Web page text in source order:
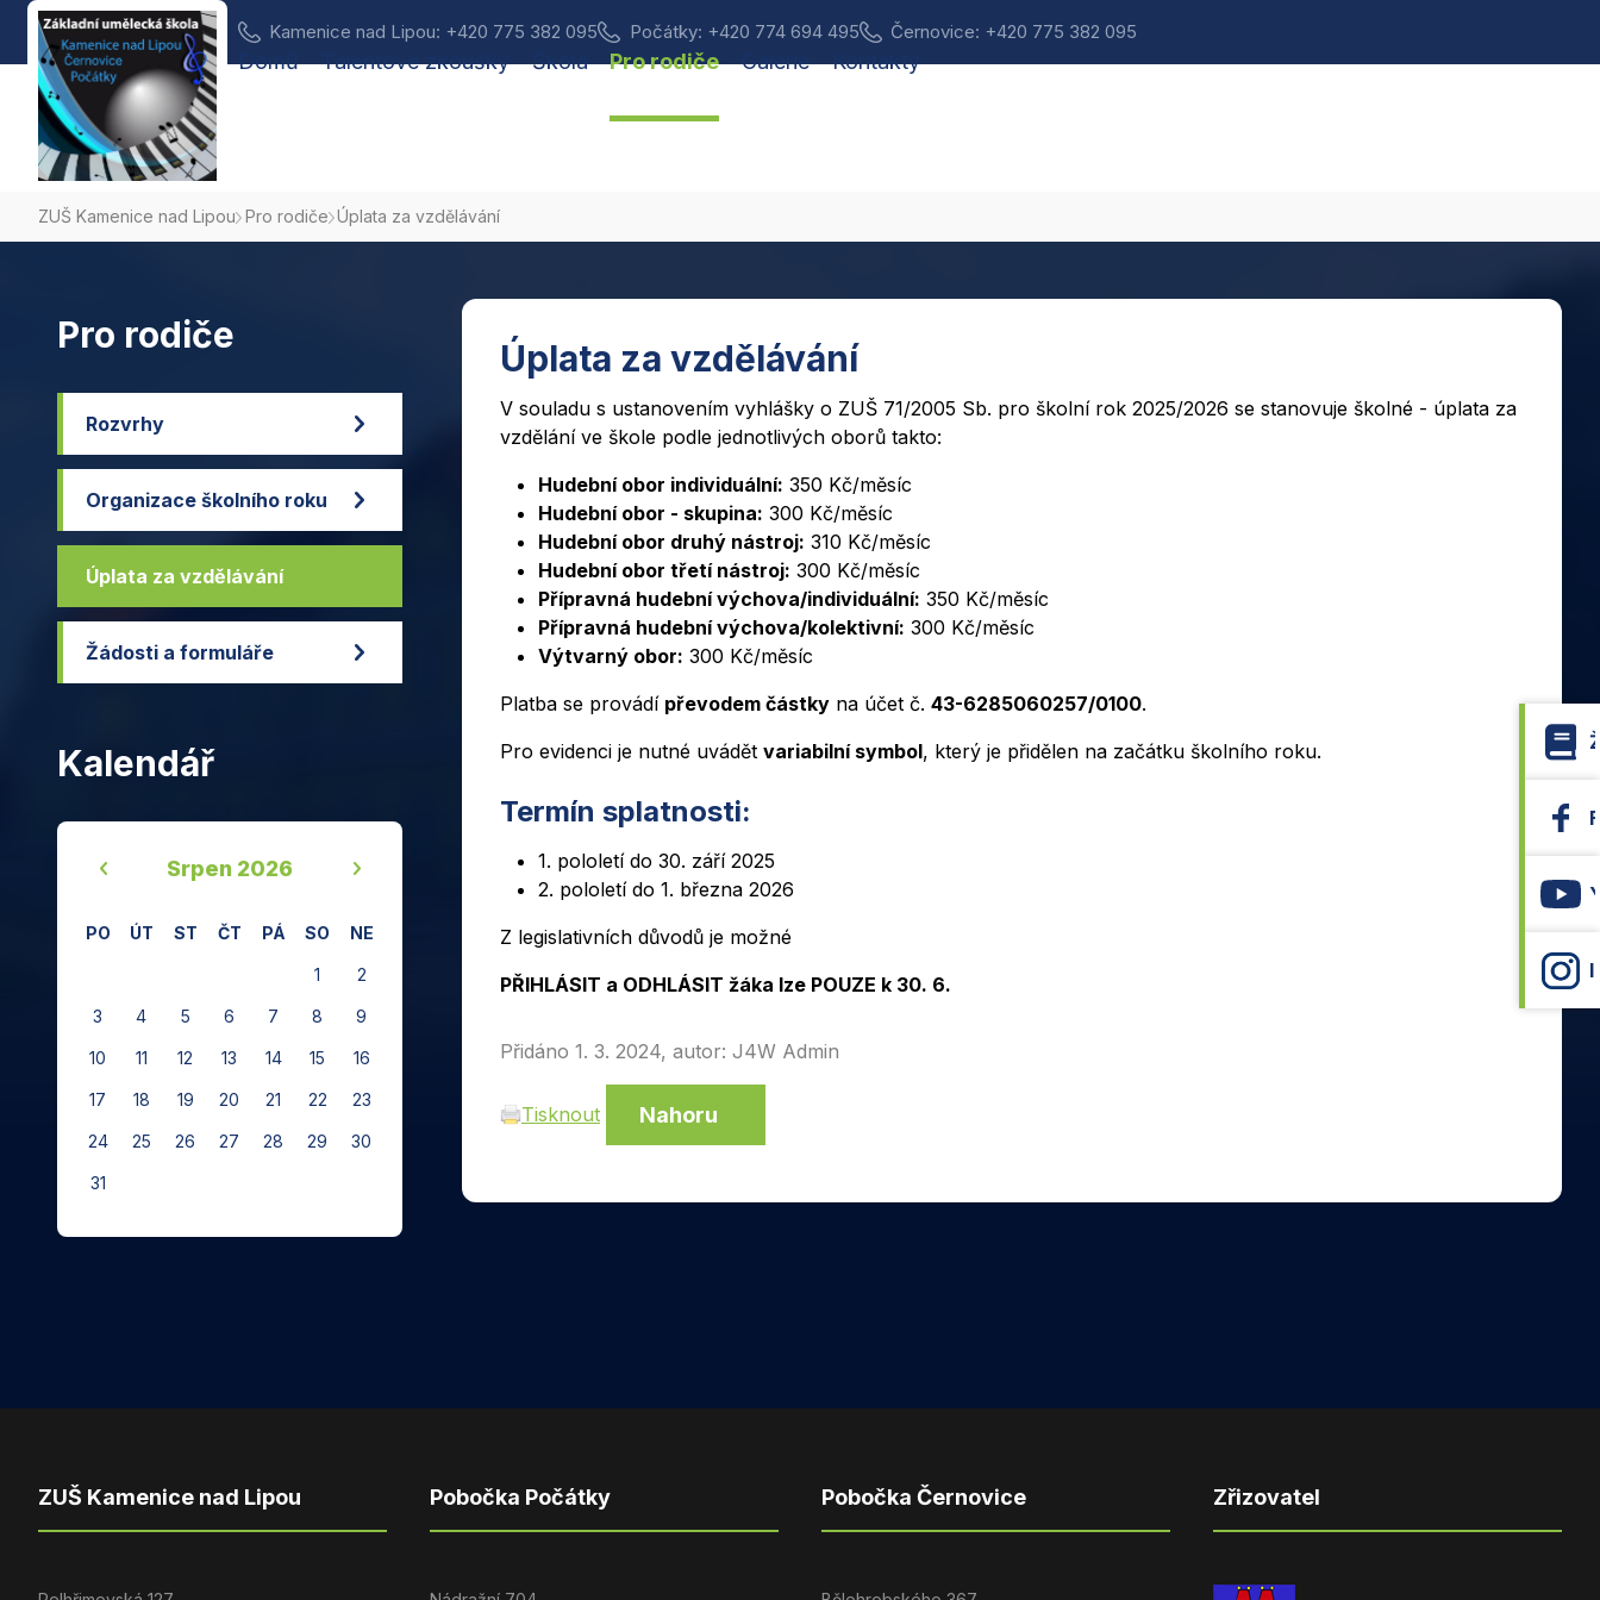
Kamenice nad Lipou: +420 775 382 095 Počátky: +420 774 694 495 Černovice: +420 775 382 095
Domů Talentové zkoušky Škola Pro rodiče Galerie Kontakty
ZUŠ Kamenice nad Lipou Pro rodiče Úplata za vzdělávání
Úplata za vzdělávání
V souladu s ustanovením vyhlášky o ZUŠ 71/2005 Sb. pro školní rok 2025/2026 se stanovuje školné - úplata za
vzdělání ve škole podle jednotlivých oborů takto:
Hudební obor individuální: 350 Kč/měsíc
Hudební obor - skupina: 300 Kč/měsíc
Hudební obor druhý nástroj: 310 Kč/měsíc
Hudební obor třetí nástroj: 300 Kč/měsíc
Přípravná hudební výchova/individuální: 350 Kč/měsíc
Přípravná hudební výchova/kolektivní: 300 Kč/měsíc
Výtvarný obor: 300 Kč/měsíc
Platba se provádí převodem částky na účet č. 43-6285060257/0100.
Pro evidenci je nutné uvádět variabilní symbol, který je přidělen na začátku školního roku.
Termín splatnosti:
1. pololetí do 30. září 2025
2. pololetí do 1. března 2026
Z legislativních důvodů je možné
PŘIHLÁSIT a ODHLÁSIT žáka lze POUZE k 30. 6.
Přidáno 1. 3. 2024, autor: J4W Admin
Tisknout Nahoru
Pro rodiče
Rozvrhy
Organizace školního roku
Úplata za vzdělávání
Žádosti a formuláře
Kalendář
Srpen 2026
PO ÚT ST ČT PÁ SO NE
1 2
3 4 5 6 7 8 9
10 11 12 13 14 15 16
17 18 19 20 21 22 23
24 25 26 27 28 29 30
31
ZUŠ Kamenice nad Lipou Pobočka Počátky Pobočka Černovice Zřizovatel